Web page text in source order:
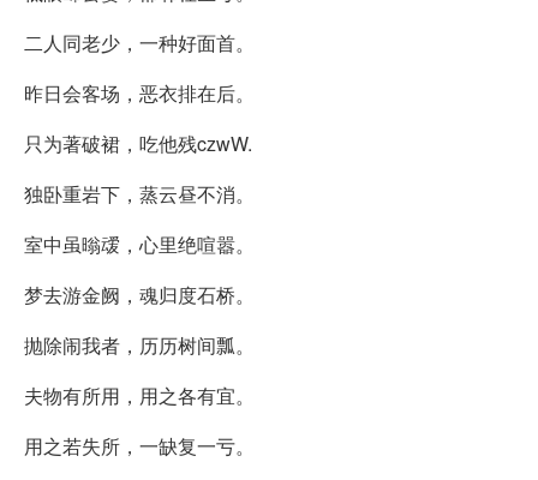
二人同老少，一种好面首。
昨日会客场，恶衣排在后。
只为著破裙，吃他残czwW.
独卧重岩下，蒸云昼不消。
室中虽暡叆，心里绝喧嚣。
梦去游金阙，魂归度石桥。
抛除闹我者，历历树间瓢。
夫物有所用，用之各有宜。
用之若失所，一缺复一亏。